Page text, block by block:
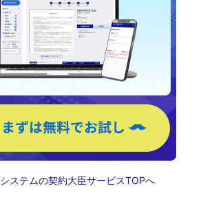
ステムの契約大臣サービスTOPへ